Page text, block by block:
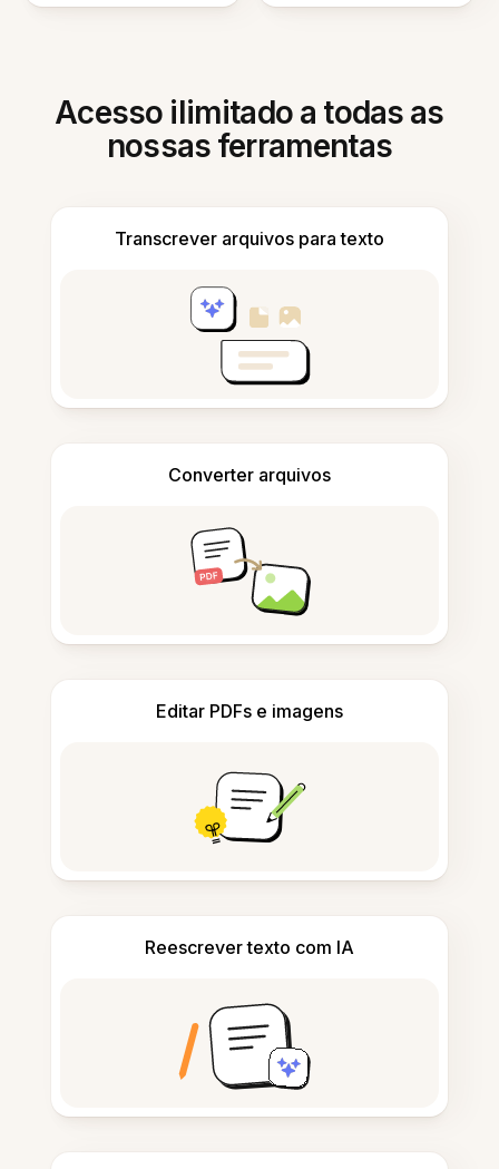
Acesso ilimitado a todas as
nossas ferramentas
Transcrever arquivos para texto
Converter arquivos
Editar PDFs e imagens
Reescrever texto com IA